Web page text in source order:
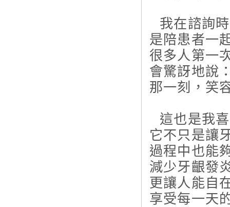
⠀我在諮詢
是陪患者一
很多人第一
會驚訝地說
那一刻，笑
⠀這也是我
它不只是讓
過程中也能
減少牙齦發
更讓人能自
享受每一天